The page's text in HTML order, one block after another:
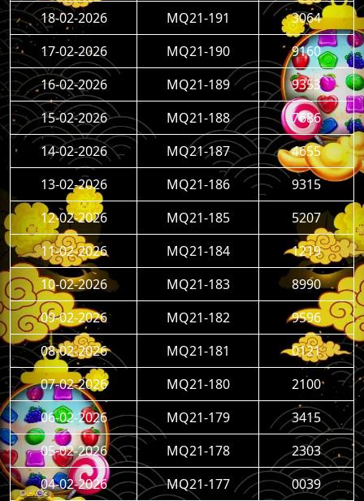
18-02-2026
MQ21-191
3064
17-02-2026
MQ21-190
9160
16-02-2026
MQ21-189
9353
15-02-2026
MQ21-188
7686
14-02-2026
MQ21-187
4655
13-02-2026
MQ21-186
9315
12-02-2026
MQ21-185
5207
11-02-2026
MQ21-184
1219
10-02-2026
MQ21-183
8990
09-02-2026
MQ21-182
9596
08-02-2026
MQ21-181
0121
07-02-2026
MQ21-180
2100
06-02-2026
MQ21-179
3415
05-02-2026
MQ21-178
2303
04-02-2026
MQ21-177 0039